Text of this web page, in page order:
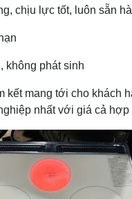
chịu lực tốt, luôn sẵn
không phát sinh
kết mang tới cho khách
nhất với giá cả hợp